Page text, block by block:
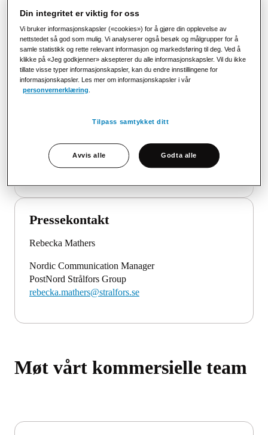
Kundeservice
customer.service@stralfors.no
Åpningstider
Mandag - fredag: 8:00-16:00
Salg
info@stralfors.no
Pressekontakt
Rebecka Mathers
Nordic Communication Manager
PostNord Strålfors Group
rebecka.mathers@stralfors.se
Møt vårt kommersielle team
Din integritet er viktig for oss
Vi bruker informasjonskapsler («cookies») for å gjøre din opplevelse av
nettstedet så god som mulig. Vi analyserer også besøk og målgrupper for å
samle statistikk og rette relevant informasjon og markedsføring til deg. Ved å
klikke på «Jeg godkjenner» aksepterer du alle informasjonskapsler. Vil du ikke
tillate visse typer informasjonskapsler, kan du endre innstillingene for
informasjonskapsler. Les mer om informasjonskapsler i vår
personvernerklæring.
Tilpass samtykket ditt
Avvis alle Godta alle